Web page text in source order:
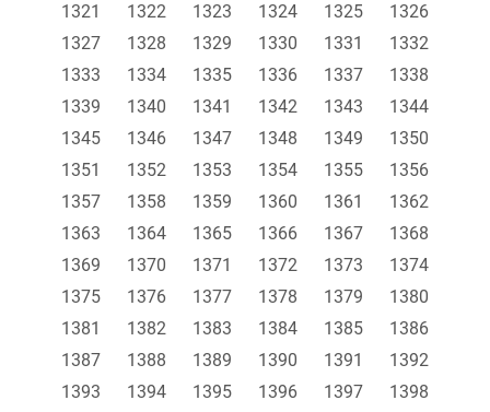
1321
1322 1323 1324 1325
1326
1327
1328 1329 1330 1331
1332
1333
1334 1335 1336 1337
1338
1339
1340 1341 1342 1343
1344
1345
1346 1347 1348 1349
1350
1351
1352 1353 1354 1355
1356
1357
1358 1359 1360 1361
1362
1363
1364 1365 1366 1367
1368
1369
1370 1371 1372 1373
1374
1375
1376 1377 1378 1379
1380
1381
1382 1383 1384 1385
1386
1387
1388 1389 1390 1391
1392
1393
1394 1395 1396 1397
1398